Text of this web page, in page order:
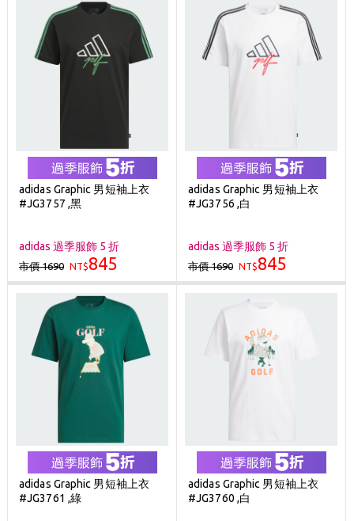
adidas Graphic 男短袖上衣
#JG3757 ,黑
adidas 過季服飾 5 折
市價 1690 NT$845
adidas Graphic 男短袖上衣
#JG3756 ,白
adidas 過季服飾 5 折
市價 1690 NT$845
adidas Graphic 男短袖上衣
#JG3761 ,綠
adidas Graphic 男短袖上衣
#JG3760 ,白